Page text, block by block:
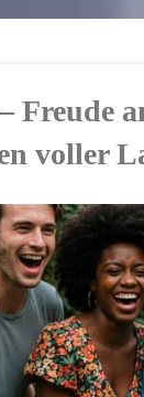
Freude
voller